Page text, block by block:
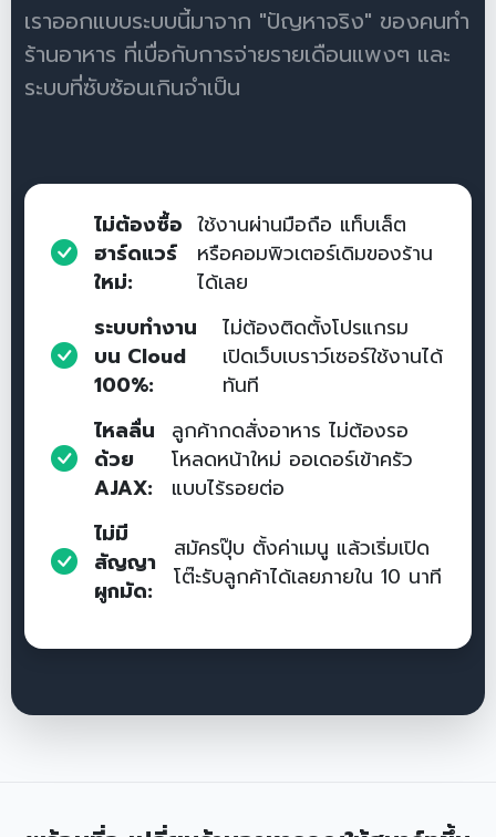
เราออกแบบระบบนี้มาจาก "ปัญหาจริง" ของคนทำ
ร้านอาหาร ที่เบื่อกับการจ่ายรายเดือนแพงๆ และ
ระบบที่ซับซ้อนเกินจำเป็น
ไม่ต้องซื้อ
ฮาร์ดแวร์
ใหม่:
ใช้งานผ่านมือถือ แท็บเล็ต
หรือคอมพิวเตอร์เดิมของร้าน
ได้เลย
ระบบทำงาน
บน Cloud
100%:
ไม่ต้องติดตั้งโปรแกรม
เปิดเว็บเบราว์เซอร์ใช้งานได้
ทันที
ไหลลื่น
ด้วย
AJAX:
ลูกค้ากดสั่งอาหาร ไม่ต้องรอ
โหลดหน้าใหม่ ออเดอร์เข้าครัว
แบบไร้รอยต่อ
ไม่มี
สัญญา
ผูกมัด:
สมัครปุ๊บ ตั้งค่าเมนู แล้วเริ่มเปิด
โต๊ะรับลูกค้าได้เลยภายใน 10 นาที